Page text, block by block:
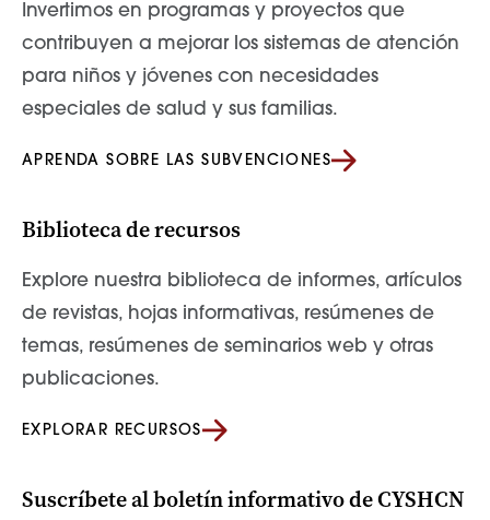
Invertimos en programas y proyectos que
contribuyen a mejorar los sistemas de atención
para niños y jóvenes con necesidades
especiales de salud y sus familias.
APRENDA SOBRE LAS SUBVENCIONES
Biblioteca de recursos
Explore nuestra biblioteca de informes, artículos
de revistas, hojas informativas, resúmenes de
temas, resúmenes de seminarios web y otras
publicaciones.
EXPLORAR RECURSOS
Suscríbete al boletín informativo de CYSHCN